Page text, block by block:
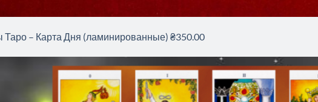
Таро – Карта Дня (ламинированные) ₴350.00